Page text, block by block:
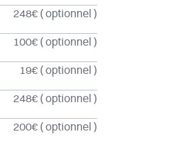
248€ ( optionnel )
100€ ( optionnel )
19€ ( optionnel )
248€ ( optionnel )
200€ ( optionnel )